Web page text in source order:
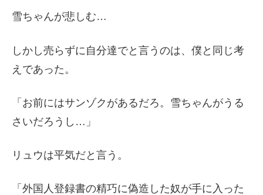
雪ちゃんが悲しむ…
しかし売らずに自分達でと言うのは、僕と同じ考
えであった。
「お前にはサンゾクがあるだろ。雪ちゃんがうる
さいだろうし…」
リュウは平気だと言う。
「外国人登録書の精巧に偽造した奴が手に入った